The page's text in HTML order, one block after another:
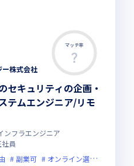
マッチ率
ー株式会社
セキュリティの企画・
テムエンジニア/リモ
ンフラエンジニア
社員
副業可 オンライン選考可